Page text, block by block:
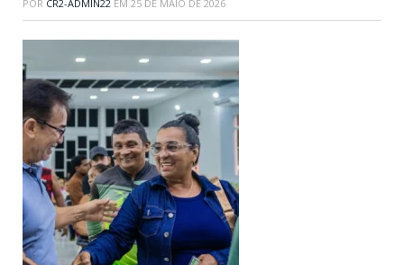
POR CR2-ADMIN22 EM 25 DE MAIO DE 2026